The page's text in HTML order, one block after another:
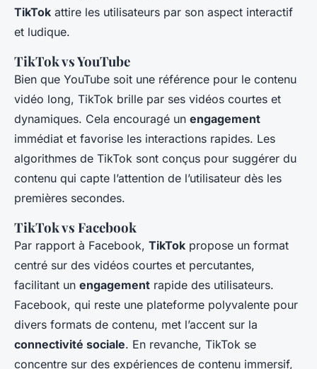
TikTok attire les utilisateurs par son aspect interactif
et ludique.
TikTok vs YouTube
Bien que YouTube soit une référence pour le contenu
vidéo long, TikTok brille par ses vidéos courtes et
dynamiques. Cela encouragé un engagement
immédiat et favorise les interactions rapides. Les
algorithmes de TikTok sont conçus pour suggérer du
contenu qui capte l’attention de l’utilisateur dès les
premières secondes.
TikTok vs Facebook
Par rapport à Facebook, TikTok propose un format
centré sur des vidéos courtes et percutantes,
facilitant un engagement rapide des utilisateurs.
Facebook, qui reste une plateforme polyvalente pour
divers formats de contenu, met l’accent sur la
connectivité sociale. En revanche, TikTok se
concentre sur des expériences de contenu immersif,